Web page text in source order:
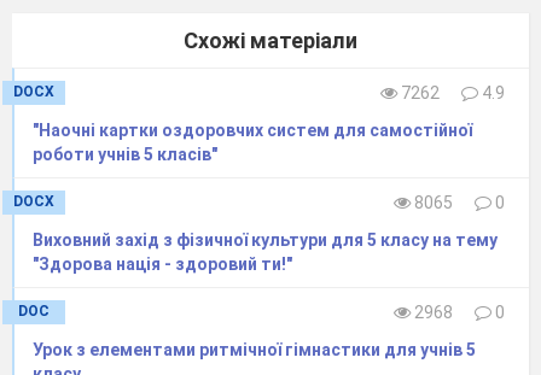
Вчитель математики. Учасникам необхідно скласти
«китаєць», і «грана», що означає «буква».
Вчитель фізичної культури. За свистком вся команда
фінішує.
Вчитель фізичної культури.
На підлозі навпроти
поділена на 9 частин. Учитель роздає завдання.
Вчитель математики.
Роздає кожному учню
Схожі матеріали
DOCX 7262
4.9
"Наочні картки оздоровчих систем для самостійної
роботи учнів 5 класів"
DOCX 8065
0
Виховний захід з фізичної культури для 5 класу на тему
"Здорова нація - здоровий ти!"
DOC 2968
0
Урок з елементами ритмічної гімнастики для учнів 5